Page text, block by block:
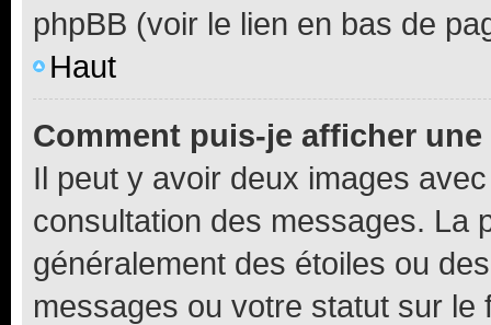
phpBB (voir le lien en bas de
Haut
Comment puis-je afficher
Il peut y avoir deux images
consultation des messages. La
généralement des étoiles ou
messages ou votre statut sur